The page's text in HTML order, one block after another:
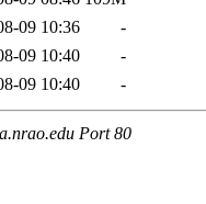
09 10:36
-
09 10:40
-
09 10:40 -
Port 80